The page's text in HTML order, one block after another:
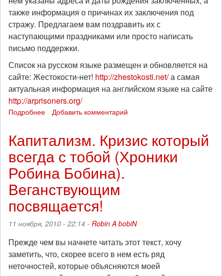
также информация о причинах их заключения под
стражу. Предлагаем вам поздравить их с
наступающими праздниками или просто написать
письмо поддержки.
Список на русском языке размещен и обновляется на
сайте: Жестокости-нет! http://zhestokosti.net/а самая
актуальная информация на английском языке на сайте
http://arprisoners.org/
Подробнее
заключенных
прав
животных
(декабрь
2010)
Добавить комментарий
Капитализм. Кризис который
всегда с тобой (Хроники
Робина Бобина).
Веганствующим
посвящается!
11 ноября, 2010 - 22:14 - Robin A bobiN
Прежде чем вы начнете читать этот текст, хочу
заметить, что, скорее всего в нем есть ряд
неточностей, которые объясняются моей